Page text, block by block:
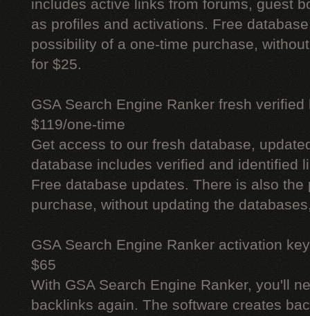
includes active links from forums, guest
as profiles and activations. Free
possibility of a one-time purchase,
for $25.
GSA Search Engine Ranker fresh verified
$119/one-time
Get access to our fresh database,
database includes verified and identified
Free database updates. There is also
purchase, without updating the
GSA Search Engine Ranker activation key
$65
With GSA Search Engine Ranker, you'll
backlinks again. The software creates